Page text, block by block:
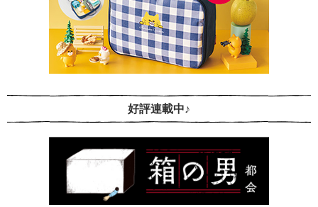
好評連載中♪